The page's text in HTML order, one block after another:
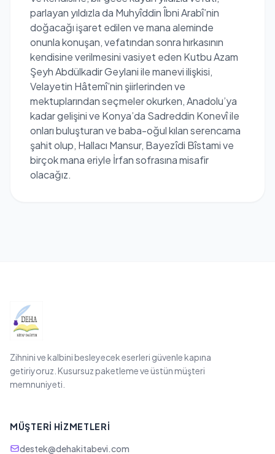
parlayan yıldızla da Muhyîddin Îbni Arabî’nin
doğacağı işaret edilen ve mana aleminde
onunla konuşan, vefatından sonra hırkasının
kendisine verilmesini vasiyet eden Kutbu Azam
Şeyh Abdülkadir Geylani ile manevi ilişkisi,
Velayetin Hâtemî’nin şiirlerinden ve
mektuplarından seçmeler okurken, Anadolu’ya
kadar gelişini ve Konya’da Sadreddin Konevî ile
onları buluşturan ve baba-oğul kılan serencama
şahit olup, Hallacı Mansur, Bayezîdi Bîstami ve
birçok mana eriyle İrfan sofrasına misafir
olacağız.
Zihnini ve kalbini besleyecek eserleri güvenle kapına
getiriyoruz. Kusursuz paketleme ve üstün müşteri
memnuniyeti.
MÜŞTERI HIZMETLERI
destek@dehakitabevi.com